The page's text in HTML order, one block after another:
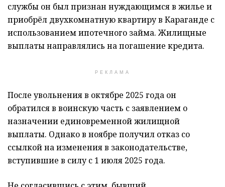
службы он был признан нуждающимся в жилье и
приобрёл двухкомнатную квартиру в Караганде с
использованием ипотечного займа. Жилищные
выплаты направлялись на погашение кредита.
РЕКЛАМА
После увольнения в октябре 2025 года он
обратился в воинскую часть с заявлением о
назначении единовременной жилищной
выплаты. Однако в ноябре получил отказ со
ссылкой на изменения в законодательстве,
вступившие в силу с 1 июля 2025 года.